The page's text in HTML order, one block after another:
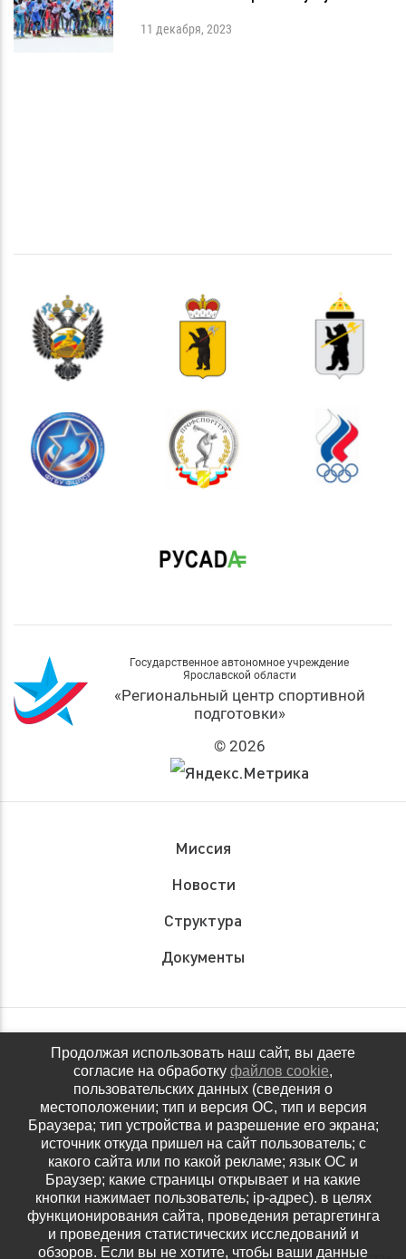
11 декабря, 2023
Государственное автономное учреждение
Ярославской области
«Региональный центр спортивной
подготовки»
© 2026
Миссия
Новости
Структура
Документы
Обращения граждан
Антидопинговое обеспечение
Контакты
Политика конфиденциальности
Продолжая использовать наш сайт, вы даете
согласие на обработку файлов cookie,
пользовательских данных (сведения о
местоположении; тип и версия ОС, тип и версия
Браузера; тип устройства и разрешение его экрана;
источник откуда пришел на сайт пользователь; с
какого сайта или по какой рекламе; язык ОС и
Браузер; какие страницы открывает и на какие
кнопки нажимает пользователь; ip-адрес). в целях
функционирования сайта, проведения ретаргетинга
и проведения статистических исследований и
обзоров. Если вы не хотите, чтобы ваши данные